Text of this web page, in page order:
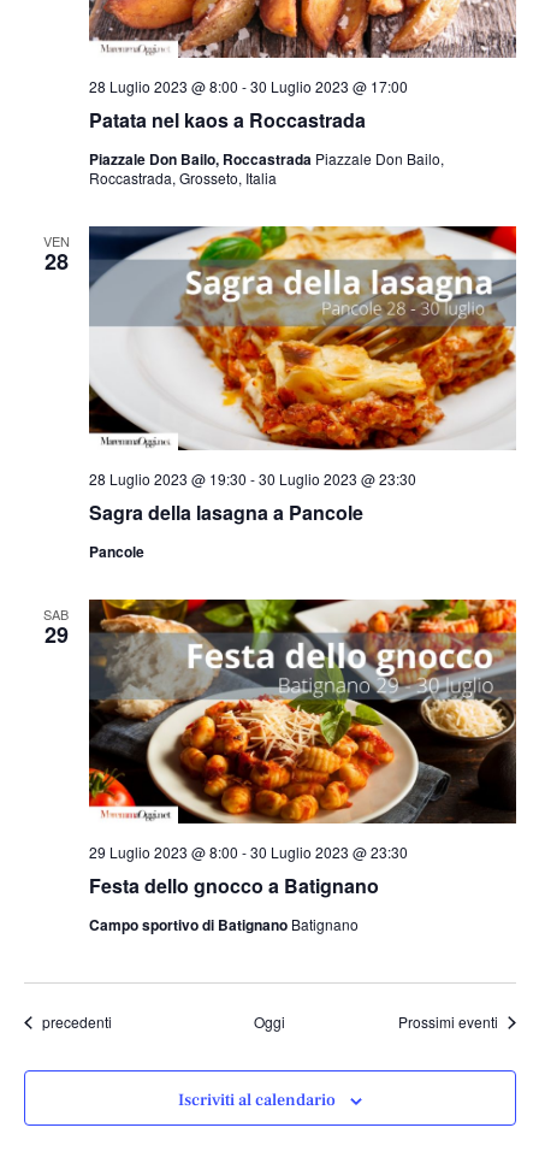
Patata nel kaos a Roccastrada
28 Luglio 2023 @ 8:00 -30 Luglio 2023 @ 17:00
Piazzale Don Bailo, Roccastrada Piazzale Don Bailo,
Roccastrada, Grosseto, Italia
VEN
28
Sagra della lasagna a Pancole
28 Luglio 2023 @ 19:30 -30 Luglio 2023 @ 23:30
Pancole
SAB
29
Festa dello gnocco a Batignano
29 Luglio 2023 @ 8:00 -30 Luglio 2023 @ 23:30
Campo sportivo di Batignano Batignano
Eventi
precedenti Oggi Prossimi eventi
Iscriviti al calendario